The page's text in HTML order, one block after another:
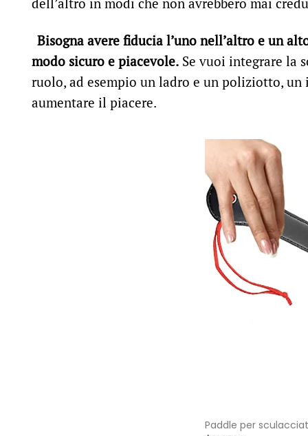
Bisogna avere fiducia l’uno nell’altro e un
modo sicuro e piacevole. Se vuoi integrare la
ruolo, ad esempio un ladro e un poliziotto,
aumentare il piacere.
Paddle per